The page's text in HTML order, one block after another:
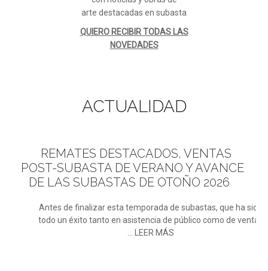
arte destacadas en subasta
QUIERO RECIBIR TODAS LAS
NOVEDADES
ACTUALIDAD
REMATES DESTACADOS, VENTAS
POST-SUBASTA DE VERANO Y AVANCE
DE LAS SUBASTAS DE OTOÑO 2026
Antes de finalizar esta temporada de subastas, que ha sido
todo un éxito tanto en asistencia de público como de ventas
... LEER MÁS